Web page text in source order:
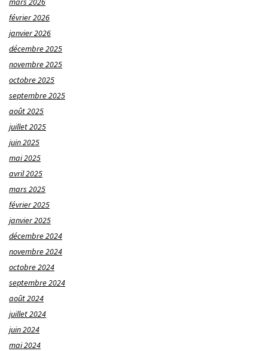
février 2026
janvier 2026
décembre 2025
novembre 2025
octobre 2025
septembre 2025
août 2025
juillet 2025
juin 2025
mai 2025
avril 2025
mars 2025
février 2025
janvier 2025
décembre 2024
novembre 2024
octobre 2024
septembre 2024
août 2024
juillet 2024
juin 2024
mai 2024